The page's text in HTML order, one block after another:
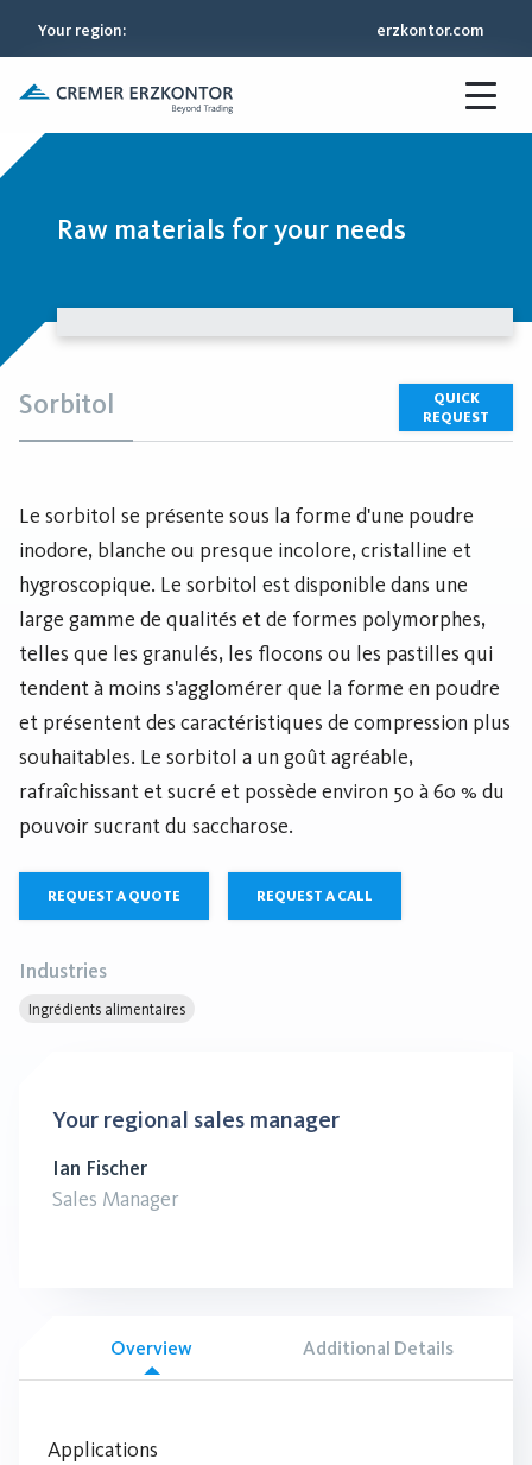
Your region: erzkontor.com
Raw materials for your needs
QUICK
REQUEST
Sorbitol
Le sorbitol se présente sous la forme d'une poudre
inodore, blanche ou presque incolore, cristalline et
hygroscopique. Le sorbitol est disponible dans une
large gamme de qualités et de formes polymorphes,
telles que les granulés, les flocons ou les pastilles qui
tendent à moins s'agglomérer que la forme en poudre
et présentent des caractéristiques de compression plus
souhaitables. Le sorbitol a un goût agréable,
rafraîchissant et sucré et possède environ 50 à 60 % du
pouvoir sucrant du saccharose.
REQUEST A QUOTE REQUEST A CALL
Industries
Ingrédients alimentaires
Your regional sales manager
Ian Fischer
Sales Manager
Overview Additional Details
Applications